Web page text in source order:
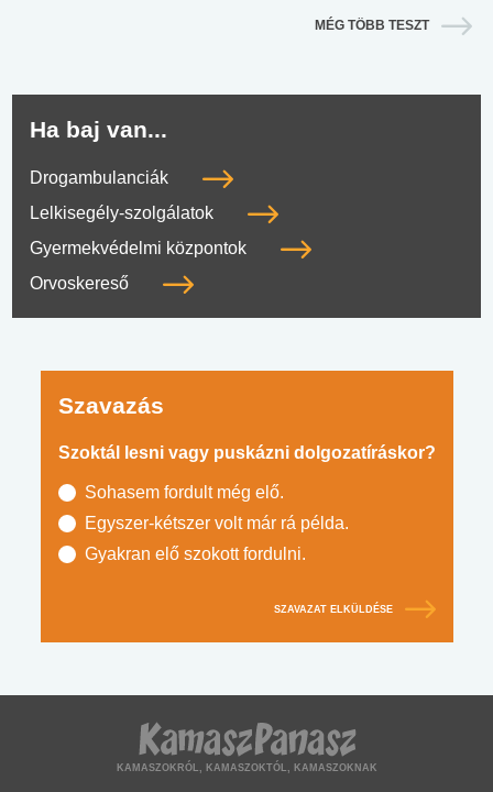
MÉG TÖBB TESZT
Ha baj van...
Drogambulanciák
Lelkisegély-szolgálatok
Gyermekvédelmi központok
Orvoskereső
Szavazás
Szoktál lesni vagy puskázni dolgozatíráskor?
Sohasem fordult még elő.
Egyszer-kétszer volt már rá példa.
Gyakran elő szokott fordulni.
SZAVAZAT ELKÜLDÉSE
KAMASZOKRÓL, KAMASZOKTÓL, KAMASZOKNAK